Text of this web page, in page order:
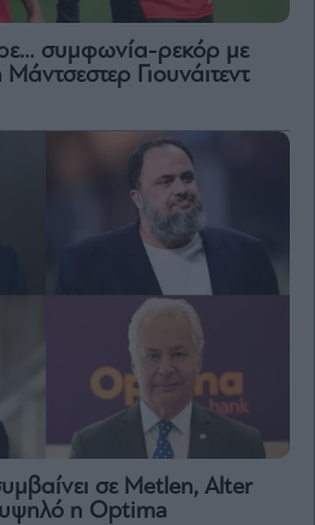
συμφωνία-ρεκόρ με
Γιουνάιτεντ
σε Metlen, Αlter
υψηλό η Optima